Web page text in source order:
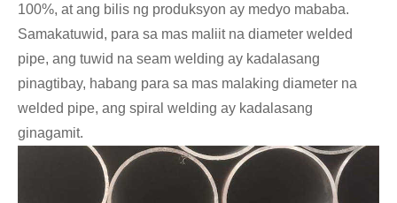
100%, at ang bilis ng produksyon ay medyo mababa.
Samakatuwid, para sa mas maliit na diameter welded
pipe, ang tuwid na seam welding ay kadalasang
pinagtibay, habang para sa mas malaking diameter na
welded pipe, ang spiral welding ay kadalasang
ginagamit.